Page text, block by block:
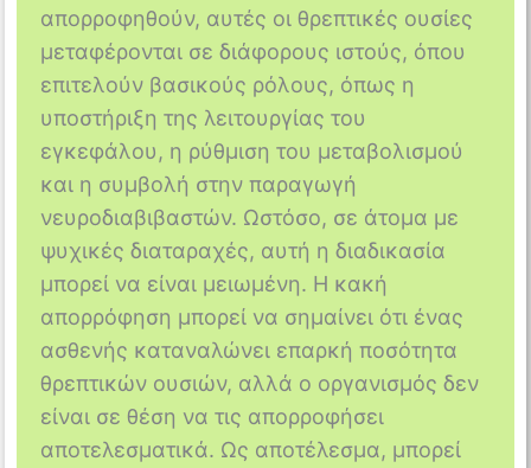
απορροφηθούν, αυτές οι θρεπτικές ουσίες
μεταφέρονται σε διάφορους ιστούς, όπου
επιτελούν βασικούς ρόλους, όπως η
υποστήριξη της λειτουργίας του
εγκεφάλου, η ρύθμιση του μεταβολισμού
και η συμβολή στην παραγωγή
νευροδιαβιβαστών. Ωστόσο, σε άτομα με
ψυχικές διαταραχές, αυτή η διαδικασία
μπορεί να είναι μειωμένη. Η κακή
απορρόφηση μπορεί να σημαίνει ότι ένας
ασθενής καταναλώνει επαρκή ποσότητα
θρεπτικών ουσιών, αλλά ο οργανισμός δεν
είναι σε θέση να τις απορροφήσει
αποτελεσματικά. Ως αποτέλεσμα, μπορεί